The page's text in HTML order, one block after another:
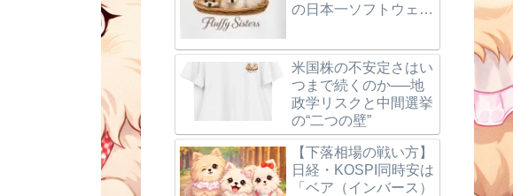
の日本一ソフトウェア
米国株の不安定さはい
つまで続くのか──地
政学リスクと中間選挙
の“二つの壁”
【下落相場の戦い方】
日経・KOSPI同時安は
「ベア（インバース）